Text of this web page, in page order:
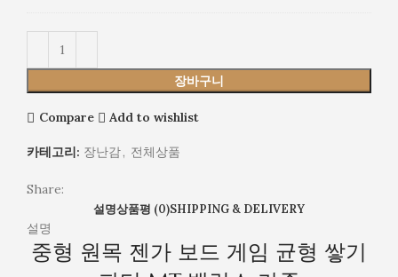
쌓
기
파
스
족
장바구니
Compare Add to wishlist
카테고리: 장난감, 전체상품
Share:
설명상품평 (0)SHIPPING & DELIVERY
설명
중형 원목 젠가 보드 게임 균형 쌓기